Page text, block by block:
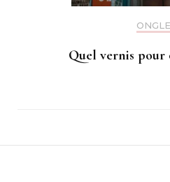
Quel vernis pour